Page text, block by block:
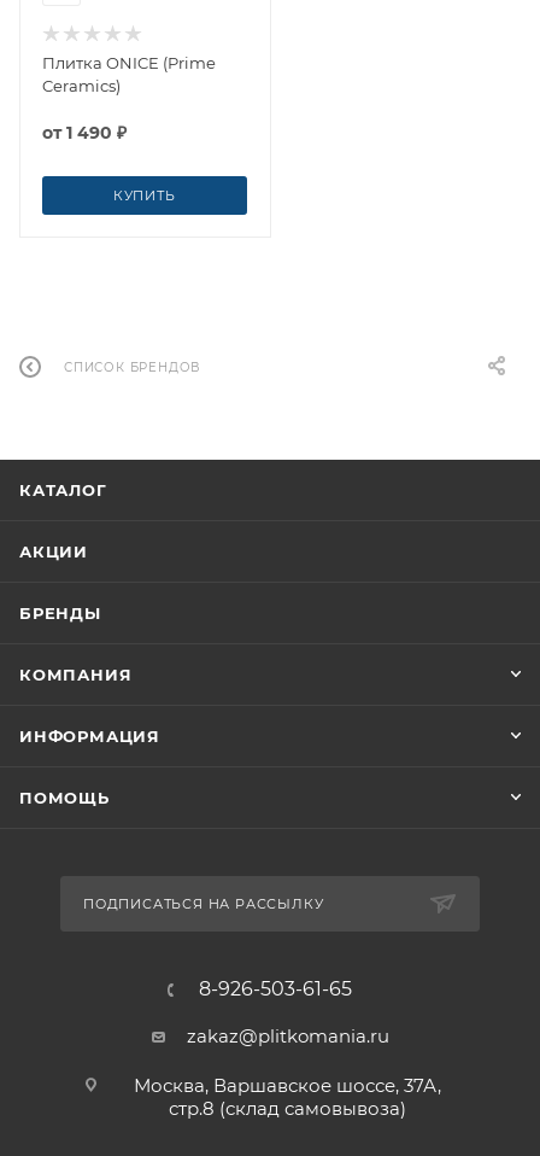
Плитка ONICE (Prime
Ceramics)
от1 490 ₽
КУПИТЬ
СПИСОК БРЕНДОВ
КАТАЛОГ
АКЦИИ
БРЕНДЫ
КОМПАНИЯ
ИНФОРМАЦИЯ
ПОМОЩЬ
ПОДПИСАТЬСЯ НА РАССЫЛКУ
8-926-503-61-65
zakaz@plitkomania.ru
Москва, Варшавское шоссе, 37А,
стр.8 (склад самовывоза)